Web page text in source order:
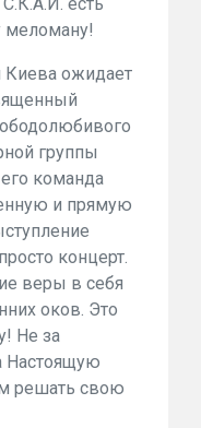
меломану!
Киева ожидает
группы
команда
и прямую
концерт.
веры в себя
оков. Это
Не за
Настоящую
решать свою